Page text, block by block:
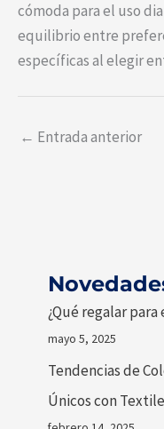
¿Qué regalar
mayo 5, 2025
Tendencias de
Únicos con
cómoda para el uso
equilibrio entre
específicas al elegir
← Entrada anterior